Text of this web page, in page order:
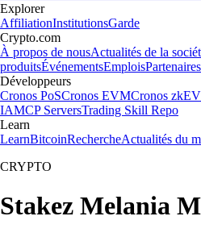
Explorer
AffiliationInstitutionsGarde
Crypto.com
À propos de nousActualités de la
produitsÉvénementsEmploisPartenaires
Développeurs
Cronos PoSCronos EVMCronos
IAMCP ServersTrading Skill Repo
Learn
LearnBitcoinRechercheActualités du
CRYPTO
Stakez Melania